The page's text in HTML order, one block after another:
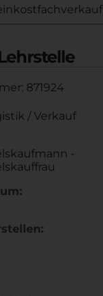
871924
/ Verkauf
-